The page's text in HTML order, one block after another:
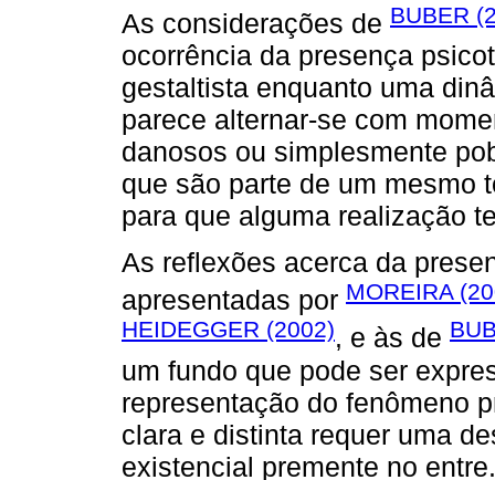
As considerações de BUBER
ocorrência da presença
gestaltista enquanto uma
parece alternar-se com
danosos ou simplesmente
que são parte de um mesmo
para que alguma realização
As reflexões acerca da
apresentadas por MOREIRA
HEIDEGGER (2002), e às de
um fundo que pode ser
representação do fenômeno
clara e distinta requer uma
existencial premente no